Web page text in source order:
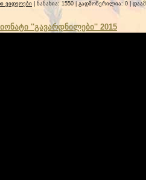
ვიდეოები | ნანახია: 1550 | გადმოწერილია: 0 |
''გავარდნილები'' 2015